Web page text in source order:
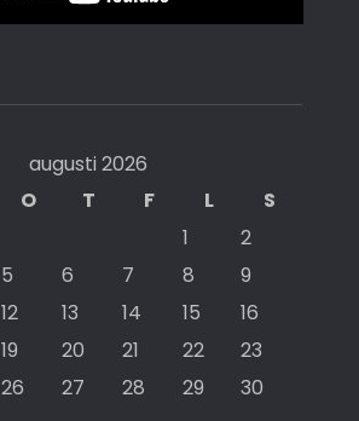
augusti 2026
O T F L
S
1
2
5 6 7 8
9
12 13 14 15
16
19 20 21 22
23
26 27 28 29
30